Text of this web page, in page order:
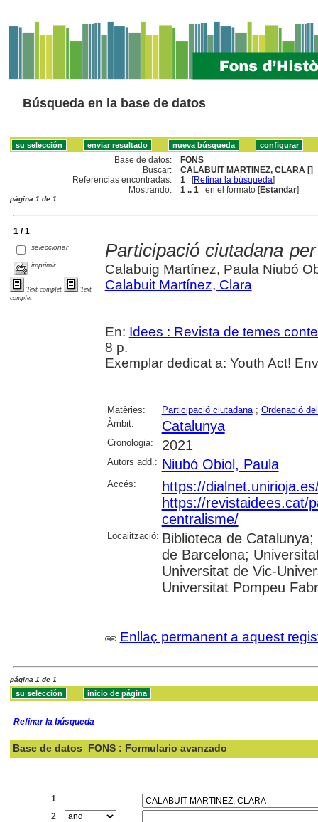
Búsqueda en la base de datos
Base de datos:
FONS
Buscar:
CALABUIT MARTINEZ, CLARA []
Referencias encontradas:
1 [Refinar la búsqueda]
Mostrando:
1 .. 1 en el formato [Estandar]
página 1 de 1
1 / 1
seleccionar
imprimir
Text complet
Text
complet
Participació ciutadana
Calabuig Martínez, Paula Niubó
Calabuit Martínez, Clara
En: Idees : Revista de temes
8 p.
Exemplar dedicat a: Youth Act!
Matèries: Participació ciutadana; Ordenació
Àmbit:
Catalunya
Cronologia: 2021
Autors add.: Niubó Obiol, Paula
Accés:
https://
https://revistaidees.cat/
centralisme/
Localització: Biblioteca de
de Barcelona;
Universitat de Vic-
Universitat Pompeu
Enllaç permanent a aquest
página 1 de 1
Refinar la búsqueda
Base de datos FONS : Formulario avanzado
1
2